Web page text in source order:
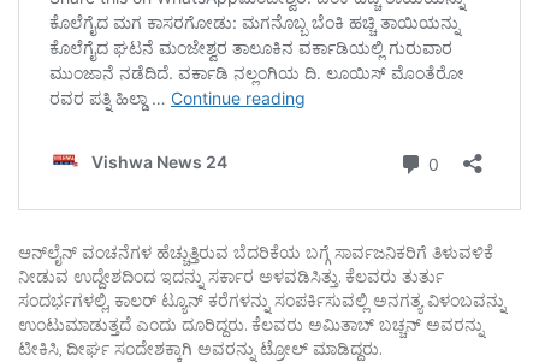
ಆನ್‌ಲೈನ್ ವಂಚನೆಗಳ ಹೆಚ್ಚುತ್ತಿರುವ ಬೆದರಿಕೆಯ ಬಗ್ಗೆ ಸಾರ್ವಜನಿಕರಿಗೆ ತಿಳುವಳಿಕೆ
ನೀಡುವ ಉದ್ದೇಶದಿಂದ ಇದನ್ನು ಸರ್ಕಾರ ಅಳವಡಿಸಿತ್ತು. ಕೆಲವರು ತುರ್ತು
ಸಂದರ್ಭಗಳಲ್ಲಿ, ಕಾಲರ್ ಟ್ಯೂನ್ ಕರೆಗಳನ್ನು ಸಂಪರ್ಕಿಸುವಲ್ಲಿ ಅನಗತ್ಯ ವಿಳಂಬವನ್ನು
ಉಂಟುಮಾಡುತ್ತದೆ ಎಂದು ದೂರಿದ್ದರು. ಕೆಲವರು ಅಮಿತಾಬ್ ಬಚ್ಚನ್ ಅವರನ್ನು
ಟೀಕಿಸಿ, ದೀರ್ಘ ಸಂದೇಶಕ್ಕಾಗಿ ಅವರನ್ನು ಟ್ರೋಲ್ ಮಾಡಿದ್ದರು.